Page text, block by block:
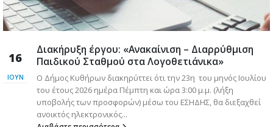
16
ΙΟΎΝ
Διακήρυξη έργου: «Ανακαίνιση – Διαρρύθμιση
Παιδικού Σταθμού στα Λογοθετιάνικα»
Ο Δήμος Κυθήρων διακηρύττει ότι την 23η του μηνός Ιουλίου
του έτους 2026 ημέρα Πέμπτη και ώρα 3:00 μ.μ. (λήξη
υποβολής των προσφορών) μέσω του ΕΣΗΔΗΣ, θα διεξαχθεί
ανοικτός ηλεκτρονικός...